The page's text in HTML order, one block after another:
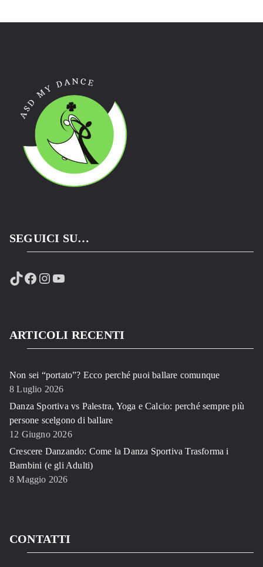
SEGUICI SU…
TikTok
Facebook
Instagram
YouTube
ARTICOLI RECENTI
Non sei “portato”? Ecco perché puoi ballare comunque
8 Luglio 2026
Danza Sportiva vs Palestra, Yoga e Calcio: perché sempre più
persone scelgono di ballare
12 Giugno 2026
Crescere Danzando: Come la Danza Sportiva Trasforma i
Bambini (e gli Adulti)
8 Maggio 2026
CONTATTI